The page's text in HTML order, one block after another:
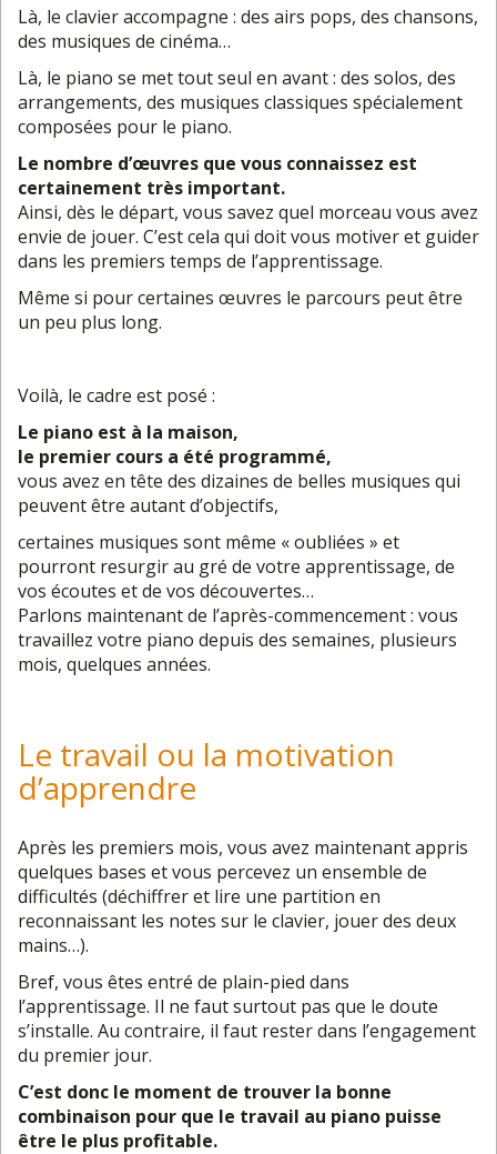
Là, le clavier accompagne : des airs pops, des chansons,
des musiques de cinéma…
Là, le piano se met tout seul en avant : des solos, des
arrangements, des musiques classiques spécialement
composées pour le piano.
Le nombre d’œuvres que vous connaissez est
certainement très important.
Ainsi, dès le départ, vous savez quel morceau vous avez
envie de jouer. C’est cela qui doit vous motiver et guider
dans les premiers temps de l’apprentissage.
Même si pour certaines œuvres le parcours peut être
un peu plus long.
Voilà, le cadre est posé :
Le piano est à la maison,
le premier cours a été programmé,
vous avez en tête des dizaines de belles musiques qui
peuvent être autant d’objectifs,
certaines musiques sont même « oubliées » et
pourront resurgir au gré de votre apprentissage, de
vos écoutes et de vos découvertes…
Parlons maintenant de l’après-commencement : vous
travaillez votre piano depuis des semaines, plusieurs
mois, quelques années.
Le travail ou la motivation
d’apprendre
Après les premiers mois, vous avez maintenant appris
quelques bases et vous percevez un ensemble de
difficultés (déchiffrer et lire une partition en
reconnaissant les notes sur le clavier, jouer des deux
mains…).
Bref, vous êtes entré de plain-pied dans
l’apprentissage. Il ne faut surtout pas que le doute
s’installe. Au contraire, il faut rester dans l’engagement
du premier jour.
C’est donc le moment de trouver la bonne
combinaison pour que le travail au piano puisse
être le plus profitable.